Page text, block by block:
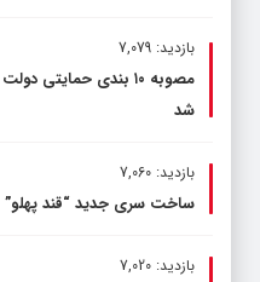
بازدید: 7,079
مصوبه ۱۰ بندی
شد
بازدید: 7,060
ساخت سری جدید “قند پهلو”
بازدید: 7,020